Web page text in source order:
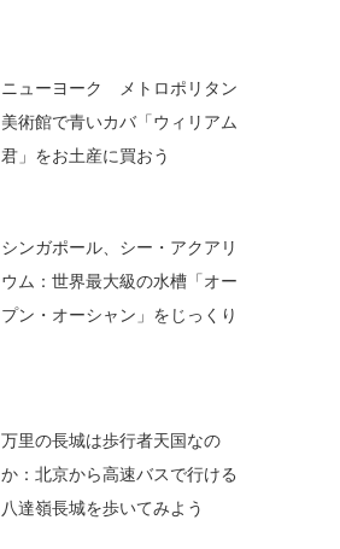
ニューヨーク メトロポリタン
美術館で青いカバ「ウィリアム
君」をお土産に買おう
シンガポール、シー・アクアリ
ウム：世界最大級の水槽「オー
プン・オーシャン」をじっくり
万里の長城は歩行者天国なの
か：北京から高速バスで行ける
八達嶺長城を歩いてみよう